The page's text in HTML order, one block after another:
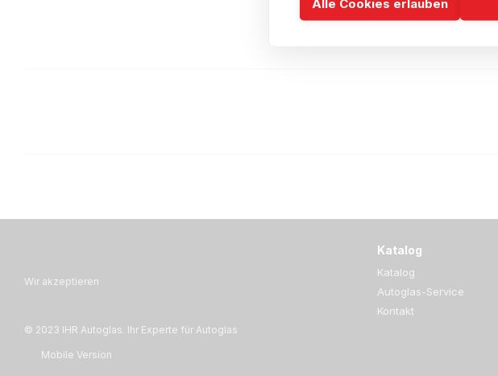
Wir akzeptieren
© 2023 IHR Autoglas. Ihr Experte für Autoglas
Mobile Version
Katalog
Katalog
Autoglas-Service
Kontakt